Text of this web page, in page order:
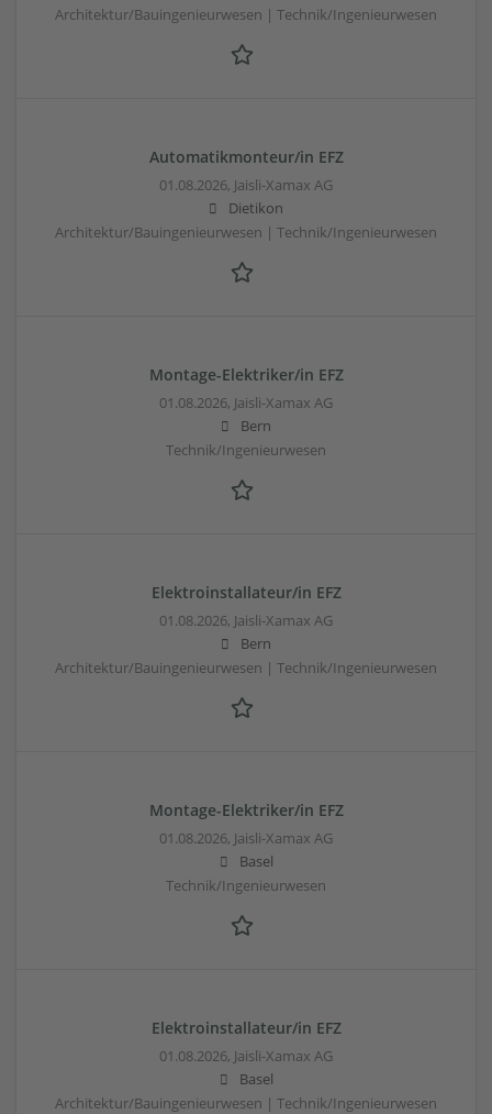
Architektur/Bauingenieurwesen | Technik/Ingenieurwesen
Automatikmonteur/in EFZ
01.08.2026, Jaisli-Xamax AG
Dietikon
Architektur/Bauingenieurwesen | Technik/Ingenieurwesen
Montage-Elektriker/in EFZ
01.08.2026, Jaisli-Xamax AG
Bern
Technik/Ingenieurwesen
Elektroinstallateur/in EFZ
01.08.2026, Jaisli-Xamax AG
Bern
Architektur/Bauingenieurwesen | Technik/Ingenieurwesen
Montage-Elektriker/in EFZ
01.08.2026, Jaisli-Xamax AG
Basel
Technik/Ingenieurwesen
Elektroinstallateur/in EFZ
01.08.2026, Jaisli-Xamax AG
Basel
Architektur/Bauingenieurwesen | Technik/Ingenieurwesen